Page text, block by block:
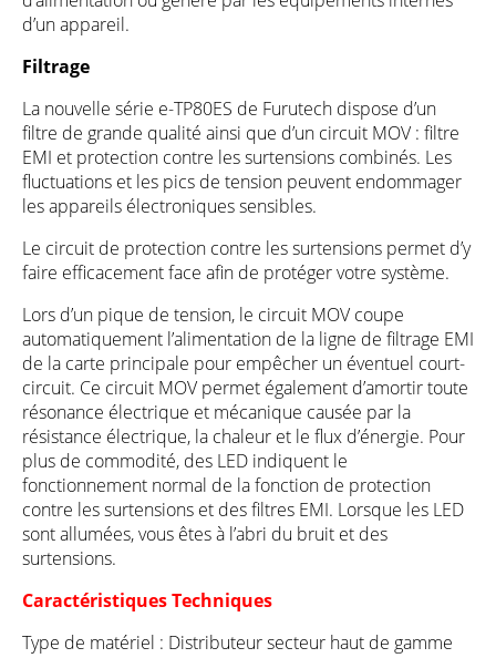
d’un appareil.
Filtrage
La nouvelle série e-TP80ES de Furutech dispose d’un
filtre de grande qualité ainsi que d’un circuit MOV : filtre
EMI et protection contre les surtensions combinés. Les
fluctuations et les pics de tension peuvent endommager
les appareils électroniques sensibles.
Le circuit de protection contre les surtensions permet d’y
faire efficacement face afin de protéger votre système.
Lors d’un pique de tension, le circuit MOV coupe
automatiquement l’alimentation de la ligne de filtrage EMI
de la carte principale pour empêcher un éventuel court-
circuit. Ce circuit MOV permet également d’amortir toute
résonance électrique et mécanique causée par la
résistance électrique, la chaleur et le flux d’énergie. Pour
plus de commodité, des LED indiquent le
fonctionnement normal de la fonction de protection
contre les surtensions et des filtres EMI. Lorsque les LED
sont allumées, vous êtes à l’abri du bruit et des
surtensions.
Caractéristiques Techniques
Type de matériel : Distributeur secteur haut de gamme